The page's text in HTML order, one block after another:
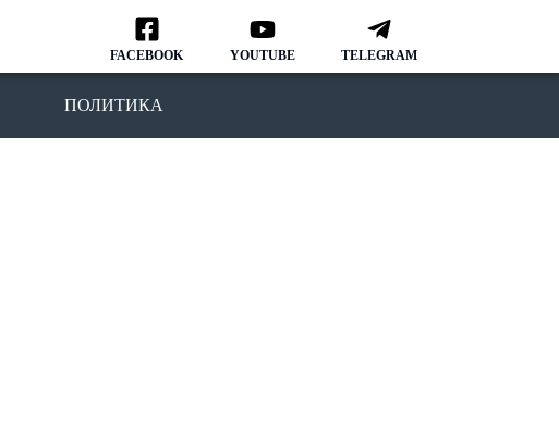
FACEBOOK YOUTUBE TELEGRAM
ПОЛИТИКА